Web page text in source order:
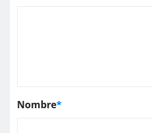
Nombre*